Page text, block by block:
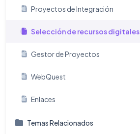
Proyectos de Integración
Selección de recursos digitales
Gestor de Proyectos
WebQuest
Enlaces
Temas Relacionados